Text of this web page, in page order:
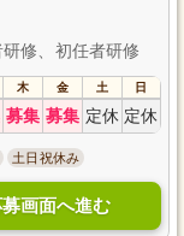
修、初任者研修
木 金 土 日
募集 募集 定休 定休
土日祝休み
募画面へ進む